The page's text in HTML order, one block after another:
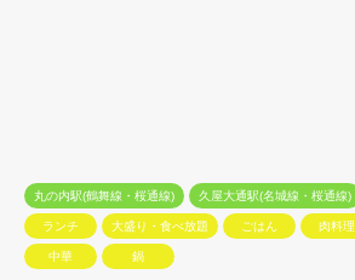
丸の内駅(鶴舞線・桜通線) 久屋大通駅(名城線・桜通線)
ランチ 大盛り・食べ放題 ごはん 肉料理
中華 鍋